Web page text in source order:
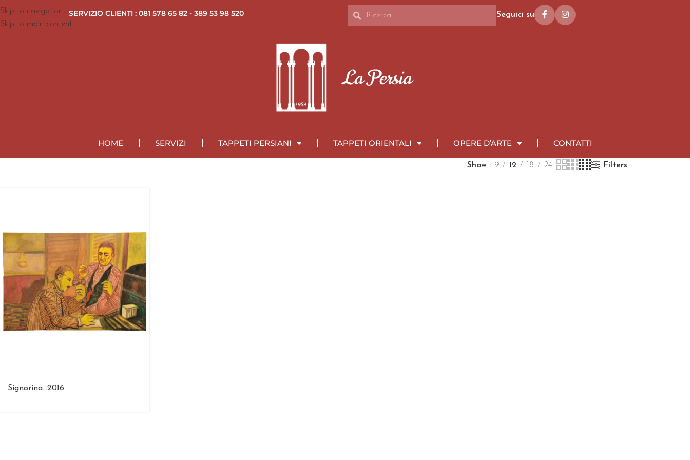
Skip to navigation
Skip to main content
SERVIZIO CLIENTI : 081 578 65 82 - 389 53 98 520 Seguici su
HOME SERVIZI TAPPETI PERSIANI TAPPETI ORIENTALI OPERE D’ARTE CONTATTI
Show 9 12 18 24 Filters
Signorina…2016